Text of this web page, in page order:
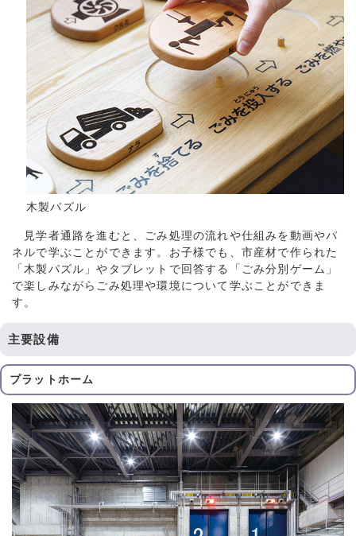
木製パズル
見学者通路を進むと、ごみ処理の流れや仕組みを動画やパ
ネルで学ぶことができます。お子様でも、市産材で作られた
「木製パズル」やタブレットで回答する「ごみ分別ゲーム」
で楽しみながらごみ処理や環境について学ぶことができま
す。
主要設備
プラットホーム